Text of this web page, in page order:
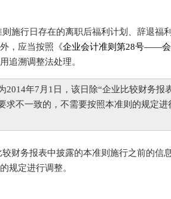
行日存在的离职后福利计划、辞退福
，应当按照《企业会计准则第28号——
追溯调整法处理。
2014年7月1日，该日除“企业比较财务报
求不一致的，不需要按照本准则的规定
务报表中披露的本准则施行之前的信
规定进行调整。